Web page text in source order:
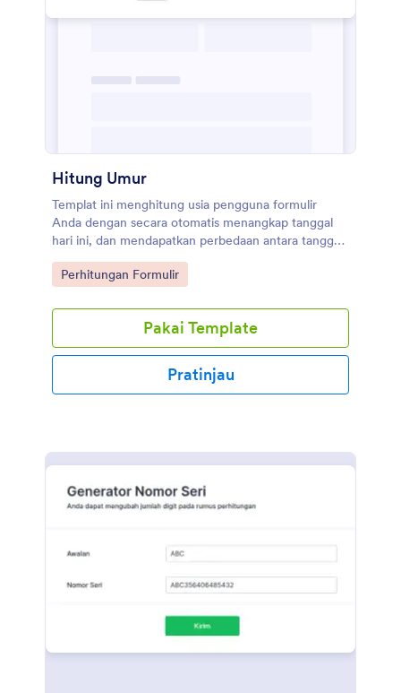
Hitung Umur
Templat ini menghitung usia pengguna formulir
Anda dengan secara otomatis menangkap tanggal
hari ini, dan mendapatkan perbedaan antara tanggal
lahir pengguna, dan tanggal hari ini, mengembalikan
hasilnya dalam tahun. Pengguna formulir Anda dapat
formulir ini. Formulir ini menggunakan widget
Perhitungan untuk melakukan fungsi matematika
pada pilihan tanggal pengguna formulir.
Go to Category:
Perhitungan Formulir
Pakai Template
Pratinjau